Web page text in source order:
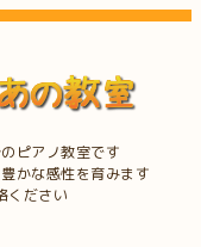
ピアノ教室です
かな感性を育みます
ください